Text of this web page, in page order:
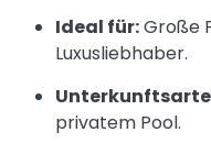
Ideal für:Große
Luxusliebhaber.
privatem Pool.